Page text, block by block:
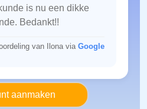
is nu een dikke
Bedankt!!
van Ilona via Google
aanmaken